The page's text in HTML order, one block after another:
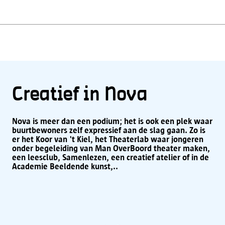
Creatief in Nova
Nova is meer dan een podium; het is ook een plek waar
buurtbewoners zelf expressief aan de slag gaan. Zo is
er het Koor van 't Kiel, het Theaterlab waar jongeren
onder begeleiding van Man OverBoord theater maken,
een leesclub, Samenlezen, een creatief atelier of in de
Academie Beeldende kunst,..